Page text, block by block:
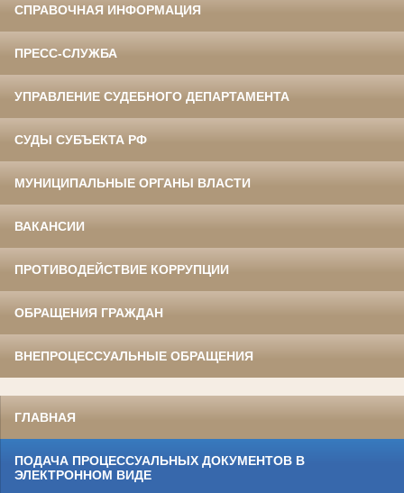
СПРАВОЧНАЯ ИНФОРМАЦИЯ
ПРЕСС-СЛУЖБА
УПРАВЛЕНИЕ СУДЕБНОГО ДЕПАРТАМЕНТА
СУДЫ СУБЪЕКТА РФ
МУНИЦИПАЛЬНЫЕ ОРГАНЫ ВЛАСТИ
ВАКАНСИИ
ПРОТИВОДЕЙСТВИЕ КОРРУПЦИИ
ОБРАЩЕНИЯ ГРАЖДАН
ВНЕПРОЦЕССУАЛЬНЫЕ ОБРАЩЕНИЯ
ГЛАВНАЯ
ПОДАЧА ПРОЦЕССУАЛЬНЫХ ДОКУМЕНТОВ В
ЭЛЕКТРОННОМ ВИДЕ